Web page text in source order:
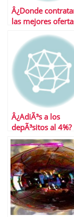
Â¿Donde
las mejores
Â¿AdiÃ³s a los
depÃ³sitos al 4%?